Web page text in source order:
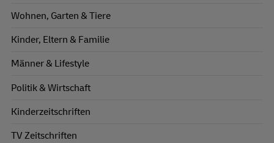
Wohnen, Garten & Tiere
Kinder, Eltern & Familie
Männer & Lifestyle
Politik & Wirtschaft
Kinderzeitschriften
TV Zeitschriften